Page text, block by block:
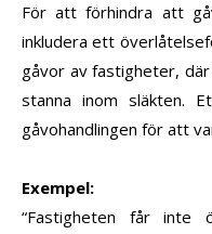
För att förhindra att
inkludera ett
gåvor av fastigheter,
stanna inom släkten.
gåvohandlingen för att
Exempel:
“Fastigheten får inte